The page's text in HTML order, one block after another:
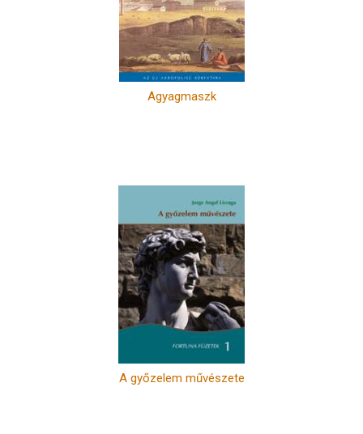
Agyagmaszk
A győzelem művészete